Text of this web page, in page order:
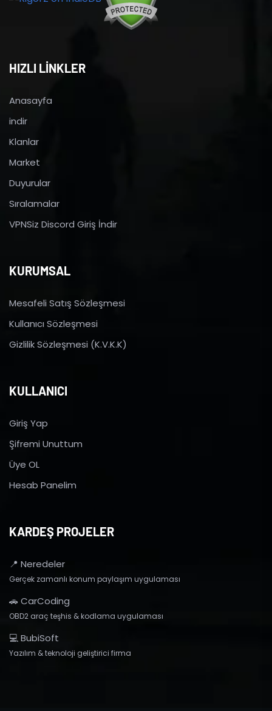
HIZLI LİNKLER
Anasayfa
indir
Klanlar
Market
Duyurular
Sıralamalar
VPNSiz Discord Giriş İndir
KURUMSAL
Mesafeli Satış Sözleşmesi
Kullanıcı Sözleşmesi
Gizlilik Sözleşmesi (K.V.K.K)
KULLANICI
Giriş Yap
Şifremi Unuttum
Üye OL
Hesab Panelim
KARDEŞ PROJELER
📍 Neredeler
Gerçek zamanlı konum paylaşım uygulaması
🚗 CarCoding
OBD2 araç teşhis & kodlama uygulaması
💻 BubiSoft
Yazılım & teknoloji geliştirici firma